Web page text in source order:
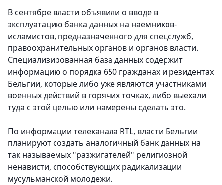
В сентябре власти объявили о вводе в
эксплуатацию банка данных на наемников-
исламистов, предназначенного для спецслужб,
правоохранительных органов и органов власти.
Специализированная база данных содержит
информацию о порядка 650 гражданах и резидентах
Бельгии, которые либо уже являются участниками
военных действий в горячих точках, либо выехали
туда с этой целью или намерены сделать это.
По информации телеканала RTL, власти Бельгии
планируют создать аналогичный банк данных на
так называемых "разжигателей" религиозной
ненависти, способствующих радикализации
мусульманской молодежи.